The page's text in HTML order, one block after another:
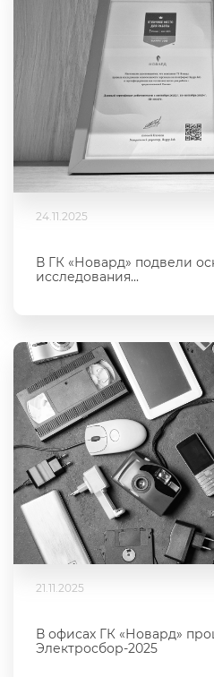
24.11.2025
В ГК «Новард» подвели
исследования...
21.11.2025
В офисах ГК «Новард»
Электросбор-2025